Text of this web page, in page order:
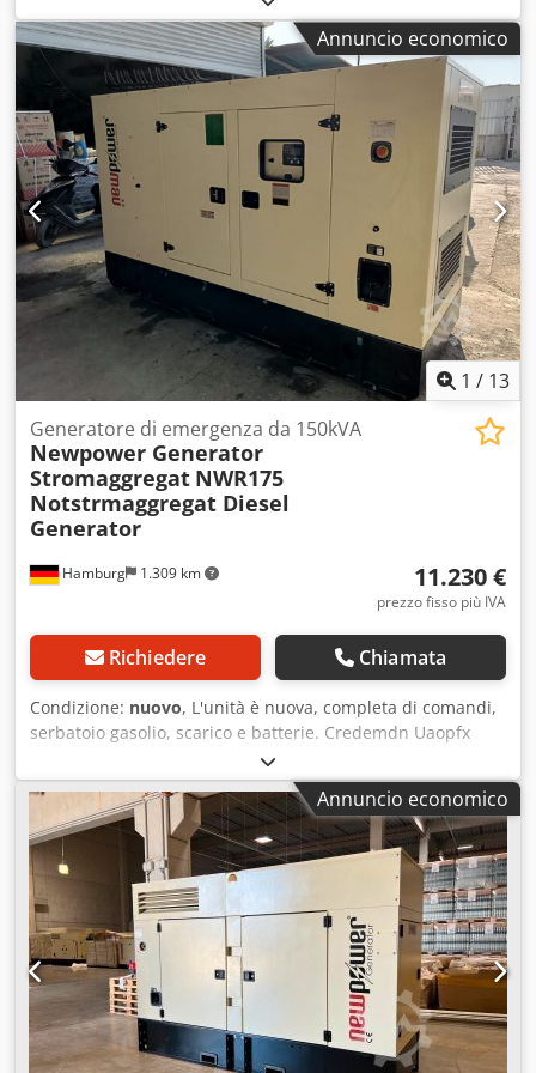
interruttori automatici, presa 125A opzionale Frequenza:
50 Hz Cedoh R Tkpspfx Ankjrf Voltaggio: 400/230V
compreso di controllo elettronico della velocità, AVR,
caricabatteria, preriscaldatore Controllo Comap AMF8 con
sincronizzazione della rete del generatore escluso
interruttore automatico protezione RCD
Annuncio economico
1 / 13
Hamburg 1.309 km
Generatore di emergenza da 150kVA
Newpower Generator
Stromaggregat NWR175
Notstrmaggregat Diesel
Generator
11.230 €
prezzo fisso più IVA
Richiedere Chiamata
Condizione: nuovo, L'unità è nuova, completa di comandi,
serbatoio gasolio, scarico e batterie. Credemdn Uaopfx
Ankef Descrizione Modello: NWR175 Ricardo Motor
Newpower Generator Generator Set Potenza continua: 150
kVA / 120 kW Potenza massima: 165 kVA / 132 kW Motore:
Kofo RICardo R6105BZLDS, 6 cilindri raffreddato ad acqua
Connessione: interruttore automatico 4P, connessione
diretta a 5 fili Frequenza: 50 Hz Tensione: 400/230 V
compreso il controllo meccanico della velocità, AVR,
caricabatterie, insonorizzazione, scaldabagno di
raffreddamento, Unità di controllo: Comap AMF8,
alimentazione da rete Dimensioni: 3130x1130x1810 mm
Peso: circa 1745 kg Serbatoio gasolio: ca. 250 l Al 100% di
carico: circa 30,80 L/h Al 75% di carico: circa 23,7 L/h Al
50% di carico: circa 15,6 L/h Monitoraggio della rete,
Annuncio economico